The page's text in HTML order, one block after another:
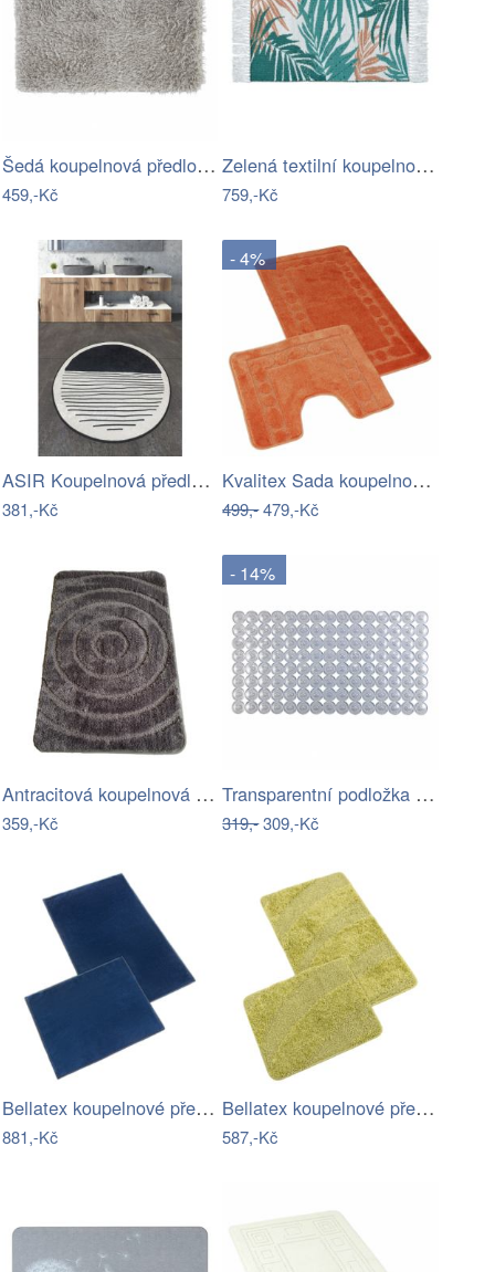
Šedá koupelnová předložka 50x80 cm…
459,-Kč
Zelená textilní koupelnová předložka…
759,-Kč
ASIR Koupelnová předložka BOMB černobílá
381,-Kč
- 4%
Kvalitex Sada koupelnových předložek…
499,-479,-Kč
Antracitová koupelnová předložka 50x80…
359,-Kč
- 14%
Transparentní podložka do koupelny…
319,-309,-Kč
Bellatex koupelnové předložky BANYGOLD…
881,-Kč
Bellatex koupelnové předložky…
587,-Kč